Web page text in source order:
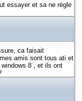
essayer et sa ne règle
ca faisait
amis sont tous ati et
8 , et ils ont